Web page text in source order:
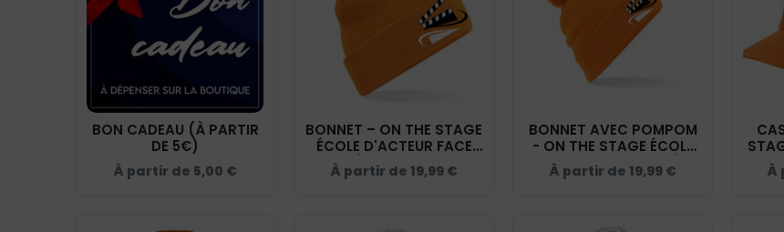
BON CADEAU (À PARTIR
DE 5€)
À partir de 5,00 €
BONNET – ON THE STAGE
ÉCOLE D'ACTEUR FACE
CAMÉRA - ORANGE -
BF045
À partir de 19,99 €
BONNET AVEC POMPOM
- ON THE STAGE ÉCOLE
D'ACTEUR FACE CAMÉRA
- ORANGE - BF426
À partir de 19,99 € À